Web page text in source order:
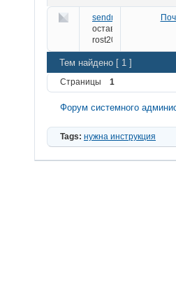
sendmail+devocot
оставил
rost2009
Тем найдено [ 1 ]
Страницы 1
Форум системного
Tags: нужна инструкция